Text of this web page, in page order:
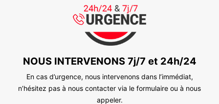
NOUS INTERVENONS 7j/7 et 24h/24
En cas d’urgence, nous intervenons dans l’immédiat,
n’hésitez pas à nous contacter via le formulaire ou à nous
appeler.